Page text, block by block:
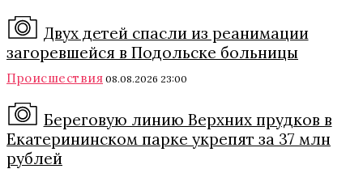
Двух детей спасли из реанимации
загоревшейся в Подольске больницы
Происшествия 08.08.2026 23:00
Береговую линию Верхних прудков в
Екатерининском парке укрепят за 37 млн
рублей